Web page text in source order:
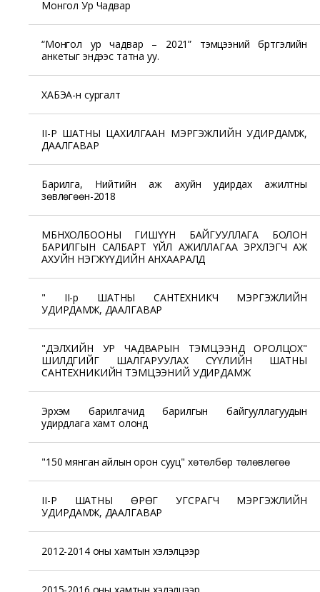
Монгол Ур Чадвар
“Монгол ур чадвар – 2021” тэмцээний бүртгэлийн
анкетыг эндээс татна уу.
ХАБЭА-н сургалт
II-Р ШАТНЫ ЦАХИЛГААН МЭРГЭЖЛИЙН УДИРДАМЖ,
ДААЛГАВАР
Барилга, Нийтийн аж ахуйн удирдах ажилтны
зөвлөгөөн-2018
МБНХОЛБООНЫ ГИШҮҮН БАЙГУУЛЛАГА БОЛОН
БАРИЛГЫН САЛБАРТ ҮЙЛ АЖИЛЛАГАА ЭРХЛЭГЧ АЖ
АХУЙН НЭГЖҮҮДИЙН АНХААРАЛД
" II-р ШАТНЫ САНТЕХНИКЧ МЭРГЭЖЛИЙН
УДИРДАМЖ, ДААЛГАВАР
"ДЭЛХИЙН УР ЧАДВАРЫН ТЭМЦЭЭНД ОРОЛЦОХ"
ШИЛДГИЙГ ШАЛГАРУУЛАХ СҮҮЛИЙН ШАТНЫ
САНТЕХНИКИЙН ТЭМЦЭЭНИЙ УДИРДАМЖ
Эрхэм барилгачид барилгын байгууллагуудын
удирдлага хамт олонд
"150 мянган айлын орон сууц" хөтөлбөр төлөвлөгөө
II-Р ШАТНЫ ӨРӨГ УГСРАГЧ МЭРГЭЖЛИЙН
УДИРДАМЖ, ДААЛГАВАР
2012-2014 оны хамтын хэлэлцээр
2015-2016 оны хамтын хэлэлцээр